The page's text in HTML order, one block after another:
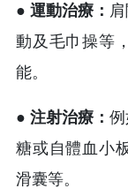
● 運動治療：
動及毛巾操等
能。
● 注射治療：
糖或自體血小
滑囊等。